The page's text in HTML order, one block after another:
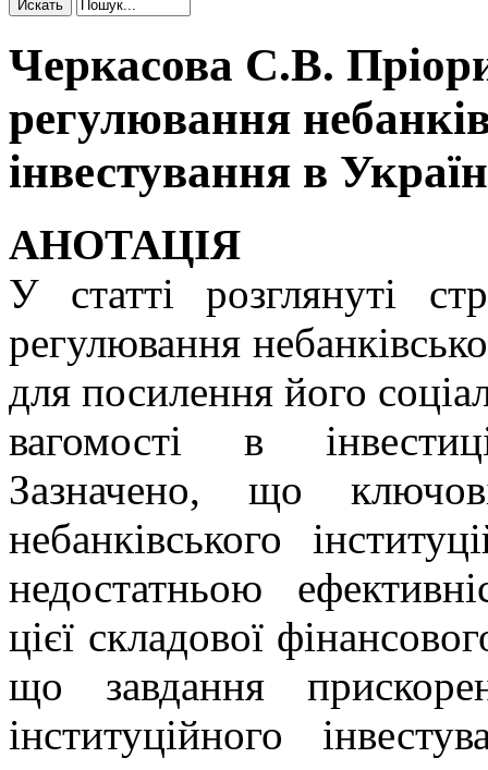
Черкасова С.В.
регулювання
інвестування в
АНОТАЦІЯ
У статті розглянуті
регулювання
для посилення його
вагомості в
Зазначено, що
небанківського
недостатньою
цієї складової
що завдання
інституційного